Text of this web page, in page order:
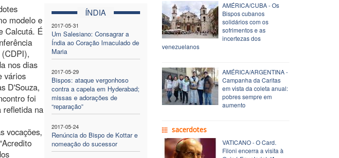
ÍNDIA
2017-05-31
Um Salesiano: Consagrar a
Índia ao Coração Imaculado de
Maria
2017-05-29
Bispos: ataque vergonhoso
contra a capela em Hyderabad;
missas e adorações de
“reparação”
2017-05-24
Renúncia do Bispo de Kottar e
nomeação do sucessor
modelo e
Calcutá. É
nos dias
vários
D'Souza,
foi
refletida na
vocações,
AMÉRICA/CUBA - Os
Bispos cubanos
solidários com os
sofrimentos e as
incertezas dos
venezuelanos
AMÉRICA/ARGENTINA -
Campanha da Caritas
em vista da coleta anual:
pobres sempre em
aumento
sacerdotes
VATICANO - O Card.
Filoni encerra a visita à